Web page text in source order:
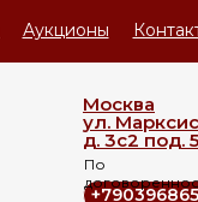
Аукционы
Москва
ул.
д. 3с2 под. 5
По